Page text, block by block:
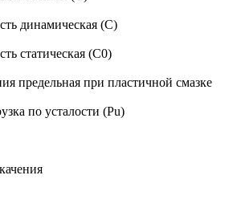
динамическая (C)
статическая (C0)
предельная при пластичной смазке
по усталости (Pu)